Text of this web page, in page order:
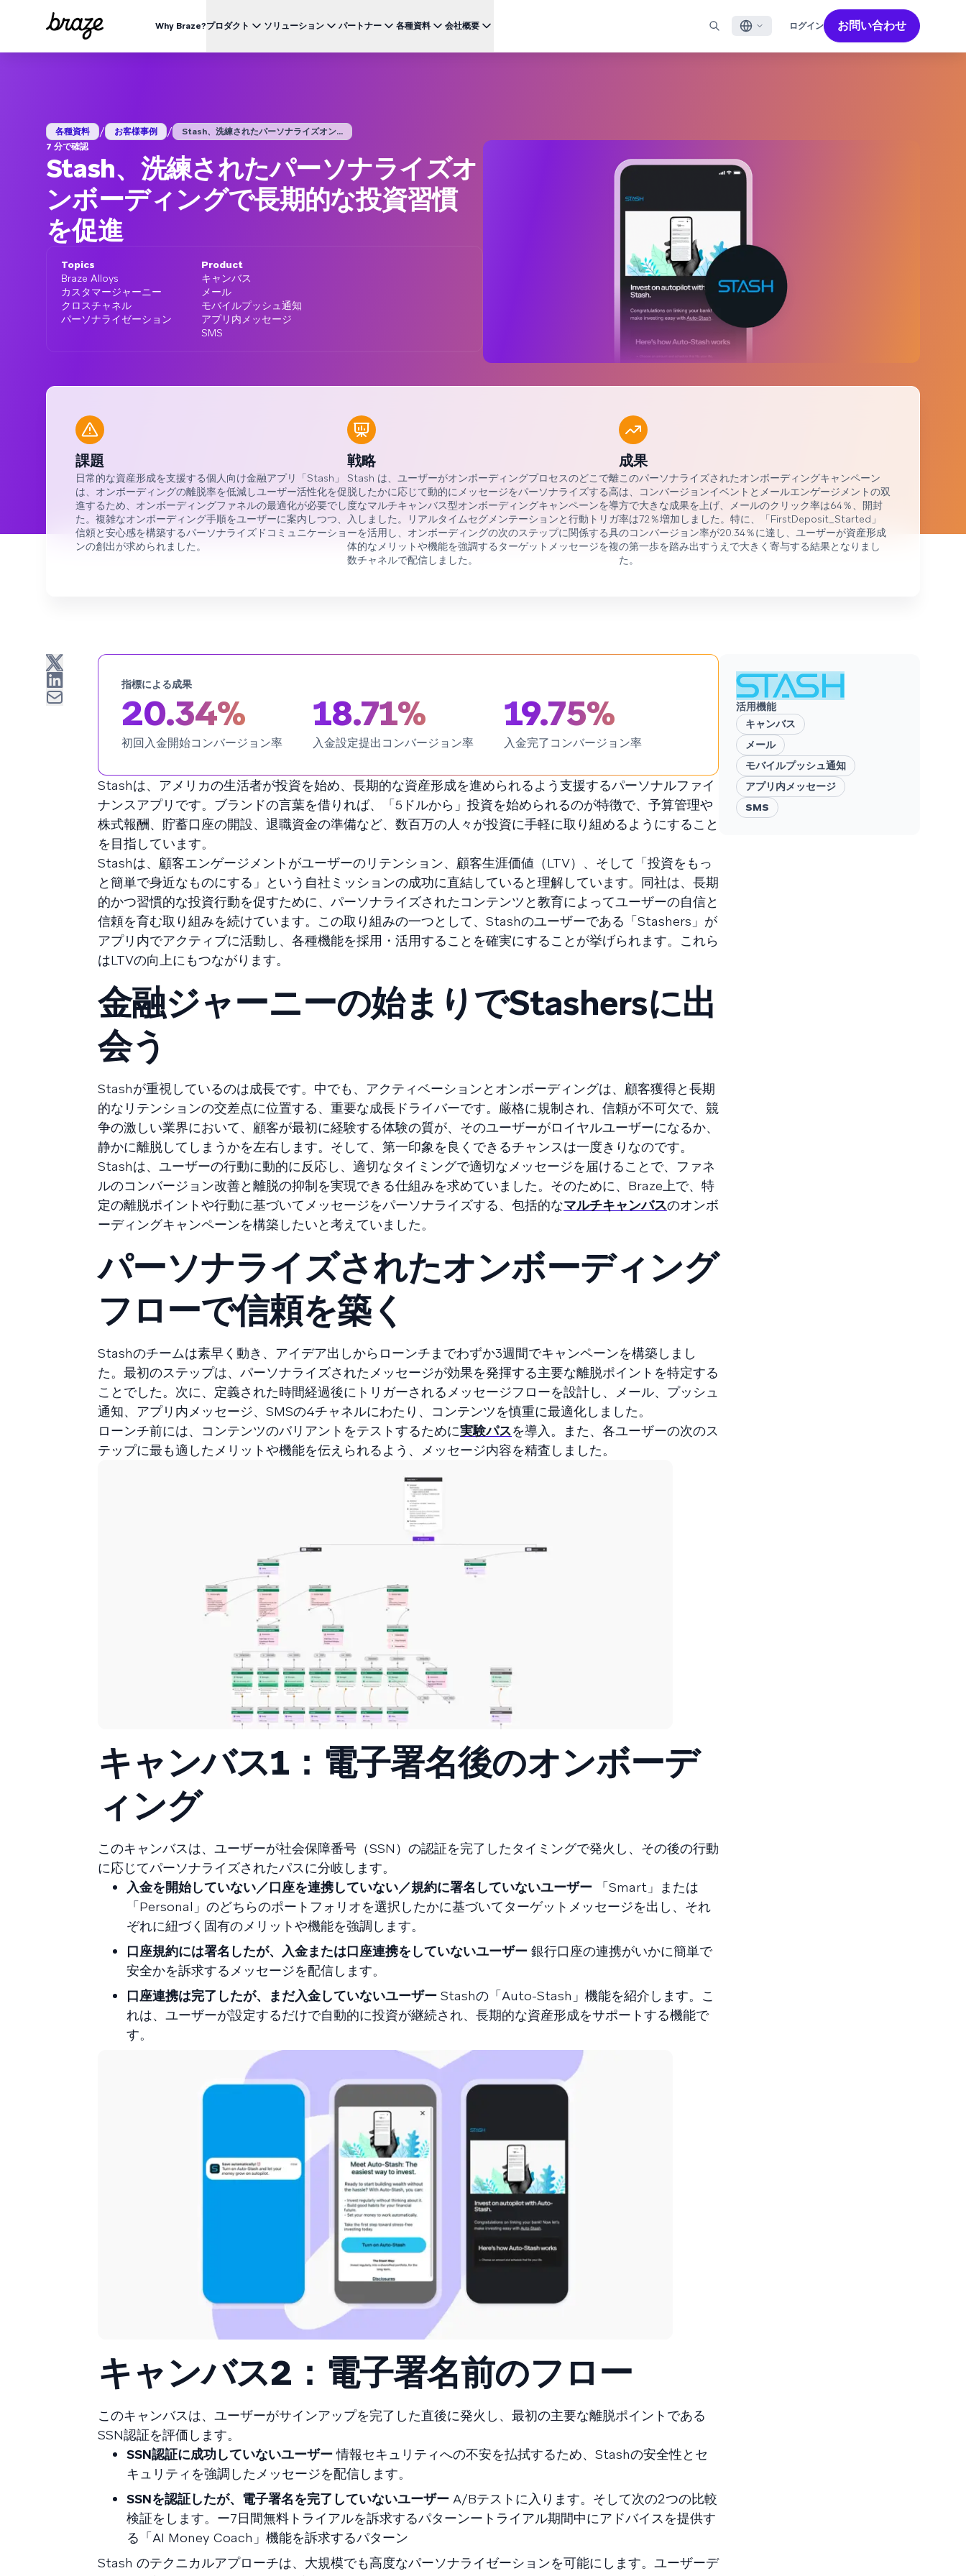
Why Braze?プロダクト
詳細はこちら
価格
BrazeAl™ UPDATES
AIによる自動化、学習、パーソナライズ
Braze データプラットフォーム
データを収集、統合、有効化
クロスチャネル
マルチステップのクロスチャネル体験を創出
BrazeAI™ Agents NEW
常時稼働のAIエージェントで、よりスマートなエ
ンゲージメントを拡大
レポート＆分析
LINE
Brazeのしくみ
Brzeの統合されたテクノロジースタック
をご覧ください
ソリューション
外食 & ファーストフード
デリバリー & クイックコマース
旅行 & ホスピタリティ
メディア & エンターテイメント
金融サービス
生産性の向上
顧客獲得の向上
解約防止
エンゲージメント向上
2026年 グローバルカスタマーエンゲージメント
レビュー日本語版
今年で6回目となるカスタマーエンゲージメント
レビュー（CER）では、2,200名以上のマーケテ
ィング責任者を対象に調査を実施し、750以上の
ブランドに及ぶ60億件以上のデータポイントを
パートナー 各種資料
ブログ
動画
ウェビナー ＆ イベント
ユーザーガイド
会社概要
い。
プレスリリース/メディア掲載
Brazeの最新情報をご覧ください。
リーガル（英語）
当社の規約、ポリシー、コンプライアンスなどに関する情
報をご覧ください。
한국어
Español
ログイン お問い合わせ
各種資料 / お客様事例 /
Stash、洗練されたパーソナライズオン...
7 分で確認
Stash、洗練されたパーソナライズオ
ンボーディングで長期的な投資習慣
を促進
Topics
Braze Alloys
カスタマージャーニー
クロスチャネル
パーソナライゼーション
Product
キャンバス
メール
モバイルプッシュ通知
アプリ内メッセージ
SMS
課題
日常的な資産形成を支援する個人向け金融アプリ「Stash」
は、オンボーディングの離脱率を低減しユーザー活性化を促
進するため、オンボーディングファネルの最適化が必要でし
た。複雑なオンボーディング手順をユーザーに案内しつつ、
信頼と安心感を構築するパーソナライズドコミュニケーショ
ンの創出が求められました。
戦略
Stash は、ユーザーがオンボーディングプロセスのどこで離
脱したかに応じて動的にメッセージをパーソナライズする高
度なマルチキャンバス型オンボーディングキャンペーンを導
入しました。リアルタイムセグメンテーションと行動トリガ
ーを活用し、オンボーディングの次のステップに関係する具
体的なメリットや機能を強調するターゲットメッセージを複
数チャネルで配信しました。
成果
このパーソナライズされたオンボーディングキャンペーン
は、コンバージョンイベントとメールエンゲージメントの双
方で大きな成果を上げ、メールのクリック率は64％、開封
率は72％増加しました。特に、「FirstDeposit_Started」
のコンバージョン率が20.34％に達し、ユーザーが資産形成
の第一歩を踏み出すうえで大きく寄与する結果となりまし
た。
指標による成果
20.34%
初回入金開始コンバージョン率
18.71%
入金設定提出コンバージョン率
19.75%
入金完了コンバージョン率
Stashは、アメリカの生活者が投資を始め、長期的な資産形成を進められるよう支援するパーソナルファイ
ナンスアプリです。ブランドの言葉を借りれば、「5ドルから」投資を始められるのが特徴で、予算管理や
株式報酬、貯蓄口座の開設、退職資金の準備など、数百万の人々が投資に手軽に取り組めるようにすること
を目指しています。
Stashは、顧客エンゲージメントがユーザーのリテンション、顧客生涯価値（LTV）、そして「投資をもっ
と簡単で身近なものにする」という自社ミッションの成功に直結していると理解しています。同社は、長期
的かつ習慣的な投資行動を促すために、パーソナライズされたコンテンツと教育によってユーザーの自信と
信頼を育む取り組みを続けています。この取り組みの一つとして、Stashのユーザーである「Stashers」が
アプリ内でアクティブに活動し、各種機能を採用・活用することを確実にすることが挙げられます。これら
はLTVの向上にもつながります。
金融ジャーニーの始まりでStashersに出
会う
Stashが重視しているのは成長です。中でも、アクティベーションとオンボーディングは、顧客獲得と長期
的なリテンションの交差点に位置する、重要な成長ドライバーです。厳格に規制され、信頼が不可欠で、競
争の激しい業界において、顧客が最初に経験する体験の質が、そのユーザーがロイヤルユーザーになるか、
静かに離脱してしまうかを左右します。そして、第一印象を良くできるチャンスは一度きりなのです。
Stashは、ユーザーの行動に動的に反応し、適切なタイミングで適切なメッセージを届けることで、ファネ
ルのコンバージョン改善と離脱の抑制を実現できる仕組みを求めていました。そのために、Braze上で、特
定の離脱ポイントや行動に基づいてメッセージをパーソナライズする、包括的なマルチキャンバスのオンボ
ーディングキャンペーンを構築したいと考えていました。
パーソナライズされたオンボーディング
フローで信頼を築く
Stashのチームは素早く動き、アイデア出しからローンチまでわずか3週間でキャンペーンを構築しまし
た。最初のステップは、パーソナライズされたメッセージが効果を発揮する主要な離脱ポイントを特定する
ことでした。次に、定義された時間経過後にトリガーされるメッセージフローを設計し、メール、プッシュ
通知、アプリ内メッセージ、SMSの4チャネルにわたり、コンテンツを慎重に最適化しました。
ローンチ前には、コンテンツのバリアントをテストするために実験パスを導入。また、各ユーザーの次のス
テップに最も適したメリットや機能を伝えられるよう、メッセージ内容を精査しました。
キャンバス1：電子署名後のオンボーデ
ィング
このキャンバスは、ユーザーが社会保障番号（SSN）の認証を完了したタイミングで発火し、その後の行動
に応じてパーソナライズされたパスに分岐します。
入金を開始していない／口座を連携していない／規約に署名していないユーザー 「Smart」または
「Personal」のどちらのポートフォリオを選択したかに基づいてターゲットメッセージを出し、それ
ぞれに紐づく固有のメリットや機能を強調します。
口座規約には署名したが、入金または口座連携をしていないユーザー 銀行口座の連携がいかに簡単で
安全かを訴求するメッセージを配信します。
口座連携は完了したが、まだ入金していないユーザー Stashの「Auto-Stash」機能を紹介します。こ
れは、ユーザーが設定するだけで自動的に投資が継続され、長期的な資産形成をサポートする機能で
す。
キャンバス2：電子署名前のフロー
このキャンバスは、ユーザーがサインアップを完了した直後に発火し、最初の主要な離脱ポイントである
SSN認証を評価します。
SSN認証に成功していないユーザー情報セキュリティへの不安を払拭するため、Stashの安全性とセ
キュリティを強調したメッセージを配信します。
SSNを認証したが、電子署名を完了していないユーザー A/Bテストに入ります。そして次の２つの比較
検証をします。ー7日間無料トライアルを訴求するパターンートライアル期間中にアドバイスを提供す
る「AI Money Coach」機能を訴求するパターン
Stash のテクニカルアプローチは、大規模でも高度なパーソナライゼーションを可能にします。ユーザーデ
活用機能
キャンバス
メール
モバイルプッシュ通知
アプリ内メッセージ
SMS